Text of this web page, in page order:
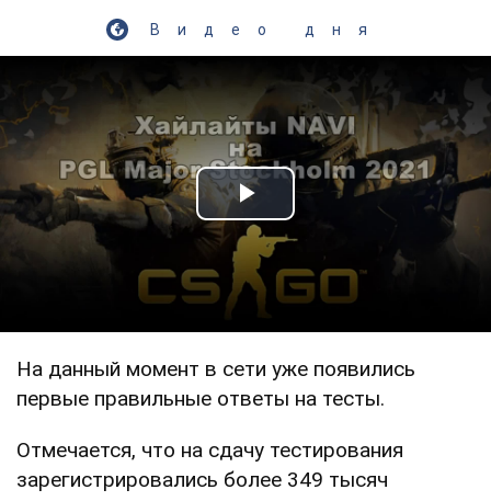
Видео дня
Play Video
На данный момент в сети уже появились
первые правильные ответы на тесты.
Отмечается, что на сдачу тестирования
зарегистрировались более 349 тысяч